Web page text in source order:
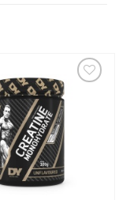
Добавить
Вишлист